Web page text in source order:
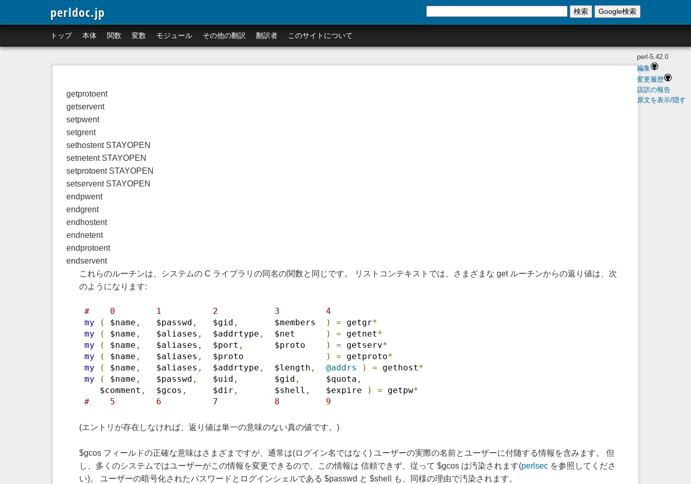
perldoc.jp
トップ 本体 関数 変数 モジュール その他の翻訳 翻訳者 このサイトについて
検索 Google検索
perl-5.42.0
編集
変更履歴
誤訳の報告
原文を表示/隠す
getprotoent
getservent
setpwent
setgrent
sethostent STAYOPEN
setnetent STAYOPEN
setprotoent STAYOPEN
setservent STAYOPEN
endpwent
endgrent
endhostent
endnetent
endprotoent
endservent
これらのルーチンは、システムの C ライブラリの同名の関数と同じです。 リストコンテキストでは、さまざまな get ルーチンからの返り値は、次
のようになります:
#    0        1          2           3         4
my
( $name , $passwd , $gid , $members ) = getgr*
my
( $name , $aliases , $addrtype , $net ) = getnet*
my
( $name , $aliases , $port , $proto ) = getserv*
my
( $name , $aliases , $proto ) = getproto*
my
( $name , $aliases , $addrtype , $length , @addrs ) = gethost*
my
( $name , $passwd , $uid , $gid , $quota ,
$comment , $gcos , $dir , $shell , $expire ) = getpw*
#    5        6          7           8         9
(エントリが存在しなければ、返り値は単一の意味のない真の値です。)
$gcos フィールドの正確な意味はさまざまですが、通常は(ログイン名ではなく) ユーザーの実際の名前とユーザーに付随する情報を含みます。 但
し、多くのシステムではユーザーがこの情報を変更できるので、この情報は 信頼できず、従って $gcos は汚染されます(perlsec を参照してくださ
い)。 ユーザーの暗号化されたパスワードとログインシェルである $passwd と $shell も、同様の理由で汚染されます。